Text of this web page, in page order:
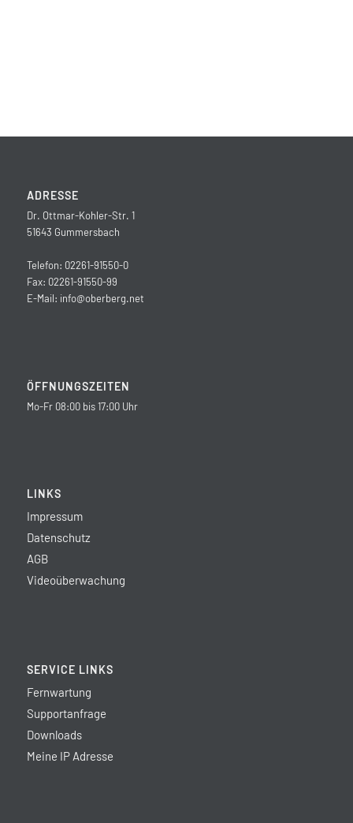
ADRESSE
Dr. Ottmar-Kohler-Str. 1
51643 Gummersbach
Telefon: 02261-91550-0
Fax: 02261-91550-99
E-Mail: info@oberberg.net
ÖFFNUNGSZEITEN
Mo-Fr 08:00 bis 17:00 Uhr
LINKS
Impressum
Datenschutz
AGB
Videoüberwachung
SERVICE LINKS
Fernwartung
Supportanfrage
Downloads
Meine IP Adresse